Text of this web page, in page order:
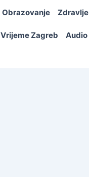
Obrazovanje Zdravlje
Vrijeme Zagreb Audio